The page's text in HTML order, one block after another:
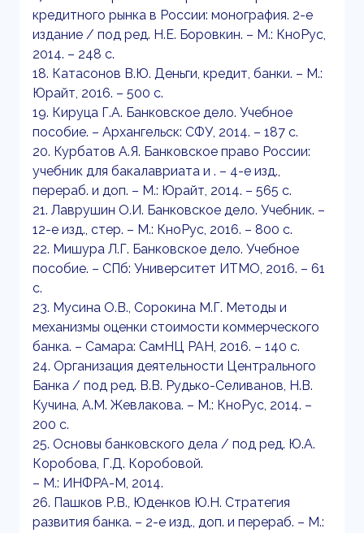
кредитного рынка в России: монография. 2-е
издание / под ред. Н.Е. Боровкин. – М.: КноРус,
2014. – 248 с.
18. Катасонов В.Ю. Деньги, кредит, банки. – М.:
Юрайт, 2016. – 500 с.
19. Кируца Г.А. Банковское дело. Учебное
пособие. – Архангельск: СФУ, 2014. – 187 с.
20. Курбатов А.Я. Банковское право России:
учебник для бакалавриата и . – 4-е изд.,
перераб. и доп. – М.: Юрайт, 2014. – 565 с.
21. Лаврушин О.И. Банковское дело. Учебник. –
12-е изд., стер. – М.: КноРус, 2016. – 800 с.
22. Мишура Л.Г. Банковское дело. Учебное
пособие. – СПб: Университет ИТМО, 2016. – 61
с.
23. Мусина О.В., Сорокина М.Г. Методы и
механизмы оценки стоимости коммерческого
банка. – Самара: СамНЦ РАН, 2016. – 140 с.
24. Организация деятельности Центрального
Банка / под ред. В.В. Рудько-Селиванов, Н.В.
Кучина, А.М. Жевлакова. – М.: КноРус, 2014. –
200 с.
25. Основы банковского дела / под ред. Ю.А.
Коробова, Г.Д. Коробовой.
– М.: ИНФРА-М, 2014.
26. Пашков Р.В., Юденков Ю.Н. Стратегия
развития банка. – 2-е изд., доп. и перераб. – М.: